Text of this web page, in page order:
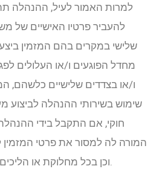
למרות האמור לעיל, ההנהלה
להעביר פרטיו האישיים של
שלישי במקרים בהם המזמין
מחדל הפוגעים ו/או העלולים
ו/או בצדדים שלישיים כלשהם,
שימוש בשירותי ההנהלה לביצוע
חוקי, אם התקבל בידי ההנהלה
המורה לה למסור את פרטי המזמין